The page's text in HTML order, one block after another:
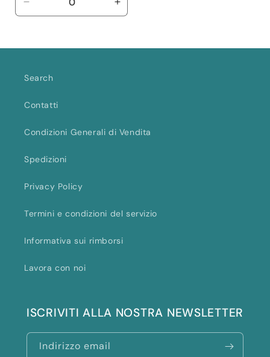
Diminuisci
quantità
Aumenta
quantità
Search
Contatti
Condizioni Generali di Vendita
Spedizioni
Privacy Policy
Termini e condizioni del servizio
Informativa sui rimborsi
Lavora con noi
ISCRIVITI ALLA NOSTRA NEWSLETTER
Indirizzo email